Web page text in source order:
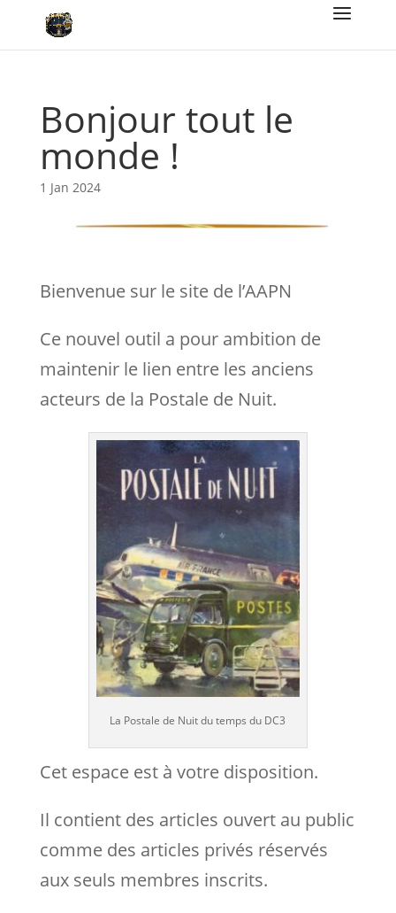
Bonjour tout le
monde !
1 Jan 2024
Bienvenue sur le site de l’AAPN
Ce nouvel outil a pour ambition de
maintenir le lien entre les anciens
acteurs de la Postale de Nuit.
La Postale de Nuit du temps du DC3
Cet espace est à votre disposition.
Il contient des articles ouvert au public
comme des articles privés réservés
aux seuls membres inscrits.